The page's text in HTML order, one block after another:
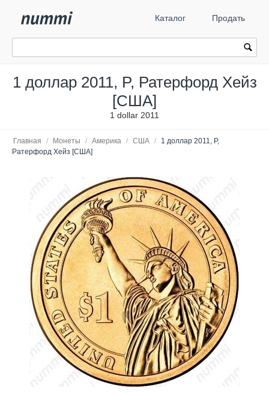
Каталог Продать
1 доллар 2011, P, Ратерфорд Хейз
[США]
1 dollar 2011
Главная / Монеты / Америка / США /
1 доллар 2011, P,
Ратерфорд Хейз [США]